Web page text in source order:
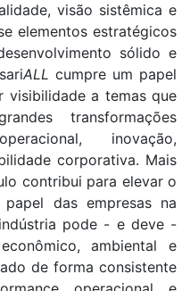
visão sistêmica e
elementos estratégicos
sólido e
ALL cumpre um papel
visibilidade a temas que
transformações
inovação,
corporativa. Mais
contribui para elevar o
das empresas na
pode - e deve -
ambiental e
de forma consistente